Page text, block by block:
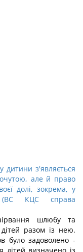
дитини з'являється
але й право
долі, зокрема, у
(ВС КЦС справа
шлюбу та
разом із нею.
було задоволено -